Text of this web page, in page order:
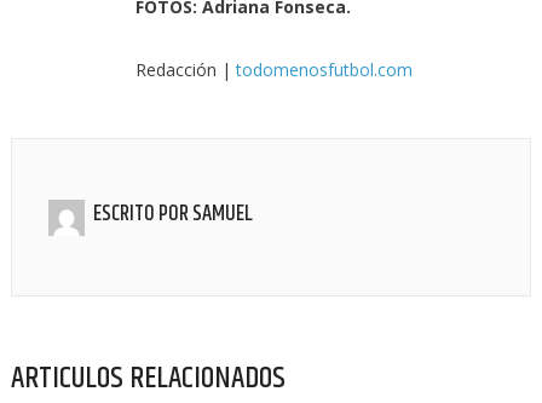
FOTOS: Adriana Fonseca.
Redacción |todomenosfutbol.com
ESCRITO PORSAMUEL
ARTICULOS RELACIONADOS